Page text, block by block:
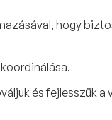
hogy
és fejlesszük a